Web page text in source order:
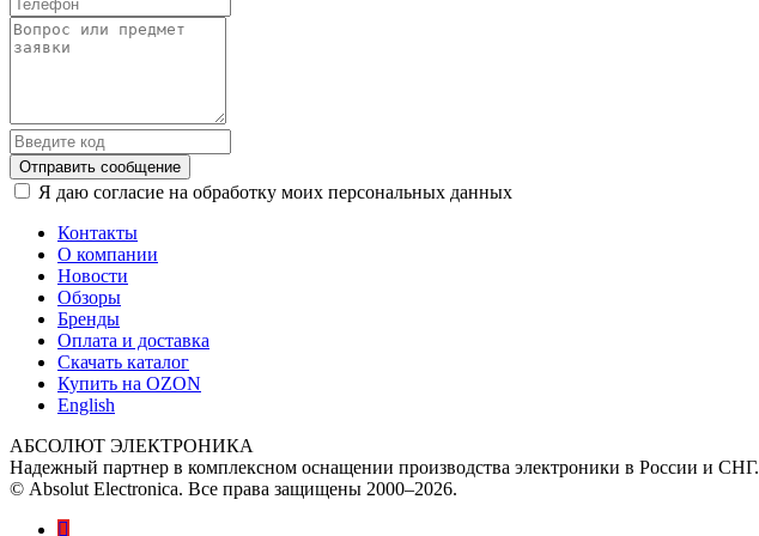
Отправить сообщение
Я даю согласие на обработку моих персональных данных
Контакты
О компании
Новости
Обзоры
Бренды
Оплата и доставка
Скачать каталог
Купить на OZON
English
АБСОЛЮТ ЭЛЕКТРОНИКА
Надежный партнер в комплексном оснащении производства электроники в России и СНГ.
© Absolut Electronica. Все права защищены 2000–2026.